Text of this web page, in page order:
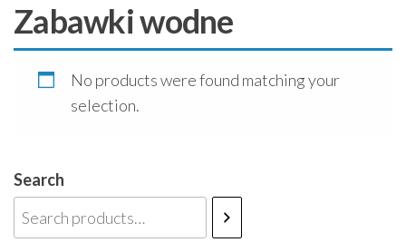
Zabawki wodne
No products were found matching your
selection.
Search